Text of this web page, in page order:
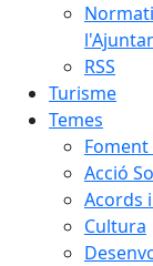
RSS
Turisme
Temes
Acció
Acords
Cultura